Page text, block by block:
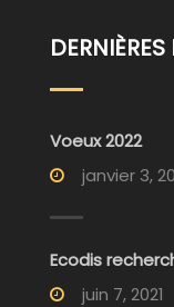
Voeux 2022
janvier 3,
Ecodis
juin 7, 2021